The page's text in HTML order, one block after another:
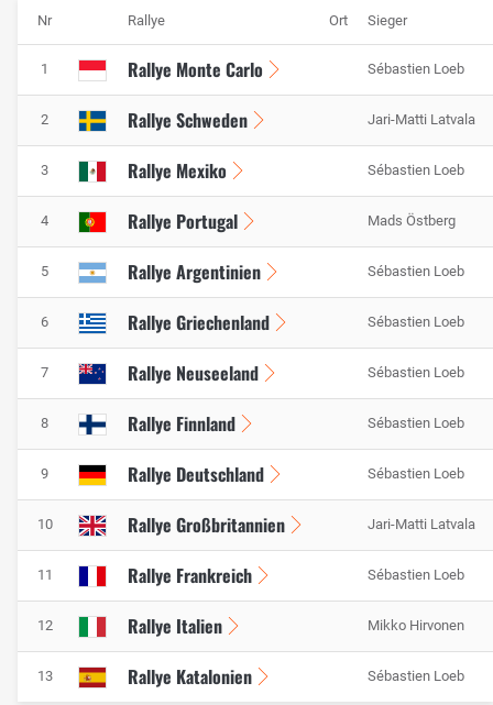
Nr Rallye Ort Sieger
1 Rallye Monte Carlo Sébastien Loeb
2 Rallye Schweden Jari-Matti Latvala
3 Rallye Mexiko Sébastien Loeb
4 Rallye Portugal Mads Östberg
5 Rallye Argentinien Sébastien Loeb
6 Rallye Griechenland Sébastien Loeb
7 Rallye Neuseeland Sébastien Loeb
8 Rallye Finnland Sébastien Loeb
9 Rallye Deutschland Sébastien Loeb
10 Rallye Großbritannien Jari-Matti Latvala
11 Rallye Frankreich Sébastien Loeb
12 Rallye Italien Mikko Hirvonen
13 Rallye Katalonien Sébastien Loeb